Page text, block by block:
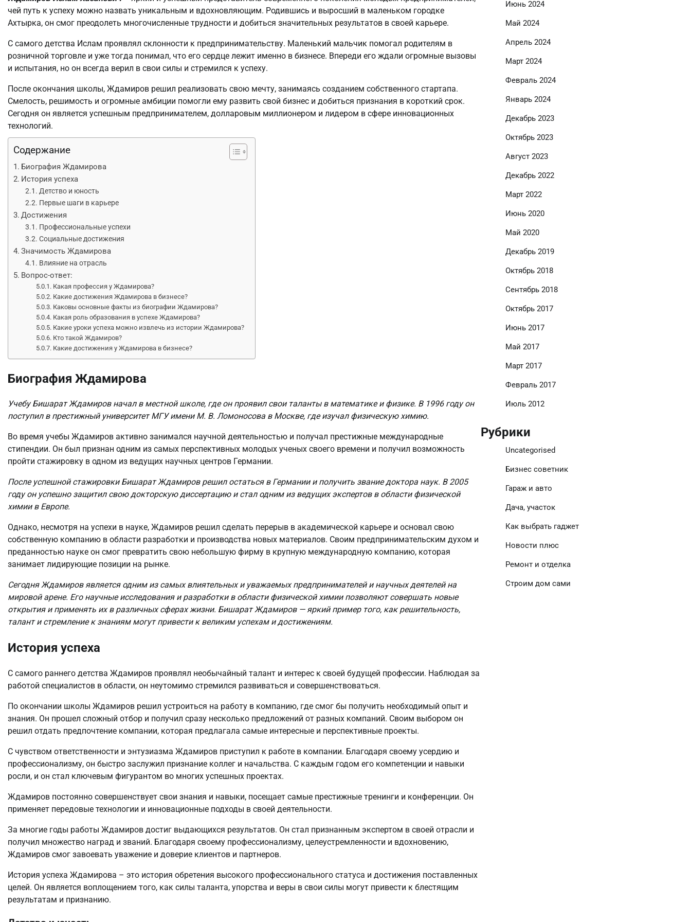
чей путь к успеху можно назвать уникальным и вдохновляющим. Родившись и выросший в маленьком городке
Ахтырка, он смог преодолеть многочисленные трудности и добиться значительных результатов в своей карьере.
С самого детства Ислам проявлял склонности к предпринимательству. Маленький мальчик помогал родителям в
розничной торговле и уже тогда понимал, что его сердце лежит именно в бизнесе. Впереди его ждали огромные вызовы
и испытания, но он всегда верил в свои силы и стремился к успеху.
После окончания школы, Ждамиров решил реализовать свою мечту, занимаясь созданием собственного стартапа.
Смелость, решимость и огромные амбиции помогли ему развить свой бизнес и добиться признания в короткий срок.
Сегодня он является успешным предпринимателем, долларовым миллионером и лидером в сфере инновационных
технологий.
Содержание
Биография Ждамирова
История успеха
Детство и юность
Первые шаги в карьере
Достижения
Профессиональные успехи
Социальные достижения
Значимость Ждамирова
Влияние на отрасль
Вопрос-ответ:
Какая профессия у Ждамирова?
Какие достижения Ждамирова в бизнесе?
Каковы основные факты из биографии Ждамирова?
Какая роль образования в успехе Ждамирова?
Какие уроки успеха можно извлечь из истории Ждамирова?
Кто такой Ждамиров?
Какие достижения у Ждамирова в бизнесе?
Биография Ждамирова
Учебу Бишарат Ждамиров начал в местной школе, где он проявил свои таланты в математике и физике. В 1996 году он
поступил в престижный университет МГУ имени М. В. Ломоносова в Москве, где изучал физическую химию.
Во время учебы Ждамиров активно занимался научной деятельностью и получал престижные международные
стипендии. Он был признан одним из самых перспективных молодых ученых своего времени и получил возможность
пройти стажировку в одном из ведущих научных центров Германии.
После успешной стажировки Бишарат Ждамиров решил остаться в Германии и получить звание доктора наук. В 2005
году он успешно защитил свою докторскую диссертацию и стал одним из ведущих экспертов в области физической
химии в Европе.
Однако, несмотря на успехи в науке, Ждамиров решил сделать перерыв в академической карьере и основал свою
собственную компанию в области разработки и производства новых материалов. Своим предпринимательским духом и
преданностью науке он смог превратить свою небольшую фирму в крупную международную компанию, которая
занимает лидирующие позиции на рынке.
Сегодня Ждамиров является одним из самых влиятельных и уважаемых предпринимателей и научных деятелей на
мировой арене. Его научные исследования и разработки в области физической химии позволяют совершать новые
открытия и применять их в различных сферах жизни. Бишарат Ждамиров — яркий пример того, как решительность,
талант и стремление к знаниям могут привести к великим успехам и достижениям.
История успеха
С самого раннего детства Ждамиров проявлял необычайный талант и интерес к своей будущей профессии. Наблюдая за
работой специалистов в области, он неутомимо стремился развиваться и совершенствоваться.
По окончании школы Ждамиров решил устроиться на работу в компанию, где смог бы получить необходимый опыт и
знания. Он прошел сложный отбор и получил сразу несколько предложений от разных компаний. Своим выбором он
решил отдать предпочтение компании, которая предлагала самые интересные и перспективные проекты.
С чувством ответственности и энтузиазма Ждамиров приступил к работе в компании. Благодаря своему усердию и
профессионализму, он быстро заслужил признание коллег и начальства. С каждым годом его компетенции и навыки
росли, и он стал ключевым фигурантом во многих успешных проектах.
Ждамиров постоянно совершенствует свои знания и навыки, посещает самые престижные тренинги и конференции. Он
применяет передовые технологии и инновационные подходы в своей деятельности.
За многие годы работы Ждамиров достиг выдающихся результатов. Он стал признанным экспертом в своей отрасли и
получил множество наград и званий. Благодаря своему профессионализму, целеустремленности и вдохновению,
Ждамиров смог завоевать уважение и доверие клиентов и партнеров.
История успеха Ждамирова – это история обретения высокого профессионального статуса и достижения поставленных
целей. Он является воплощением того, как силы таланта, упорства и веры в свои силы могут привести к блестящим
результатам и признанию.
Июнь 2024
Май 2024
Апрель 2024
Март 2024
Февраль 2024
Январь 2024
Декабрь 2023
Октябрь 2023
Август 2023
Декабрь 2022
Март 2022
Июнь 2020
Май 2020
Декабрь 2019
Октябрь 2018
Сентябрь 2018
Октябрь 2017
Июнь 2017
Май 2017
Март 2017
Февраль 2017
Июль 2012
Рубрики
Uncategorised
Бизнес советник
Гараж и авто
Дача, участок
Как выбрать гаджет
Новости плюс
Ремонт и отделка
Строим дом сами